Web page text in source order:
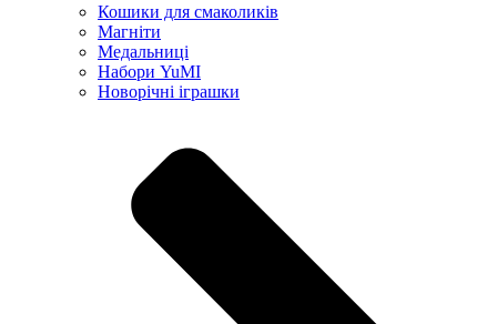
Кошики для смаколиків
Магніти
Медальниці
Набори YuMI
Новорічні іграшки